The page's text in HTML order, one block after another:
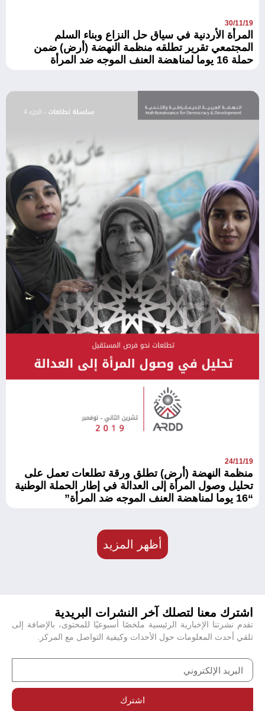
30/11/19
المرأة الأردنية في سياق حل النزاع وبناء السلم
المجتمعي تقرير تطلقه منظمة النهضة (أرض) ضمن
حملة 16 يوما لمناهضة العنف الموجه ضد المرأة
24/11/19
منظمة النهضة (أرض) تطلق ورقة تطلعات تعمل على
تحليل وصول المرأة إلى العدالة في إطار الحملة الوطنية
“16 يوما لمناهضة العنف الموجه ضد المرأة”
أظهر المزيد
اشترك معنا لتصلك آخر النشرات البريدية
تقدم نشرتنا الإخبارية الرئيسية ملخصًا أسبوعيًا للمحتوى، بالإضافة إلى
تلقي أحدث المعلومات حول الأحداث وكيفية التواصل مع المركز.
اشترك